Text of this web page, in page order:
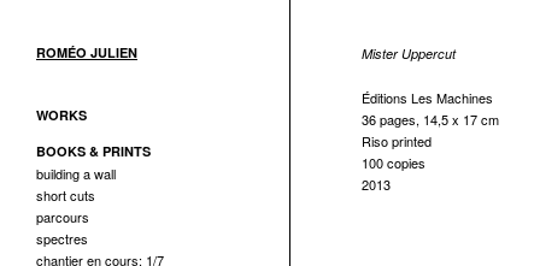
ROMÉO JULIEN
WORKS
BOOKS & PRINTS
building a wall
short cuts
parcours
spectres
chantier en cours: 1/7
Mister Uppercut
Éditions Les Machines
36 pages, 14,5 x 17 cm
Riso printed
100 copies
2013